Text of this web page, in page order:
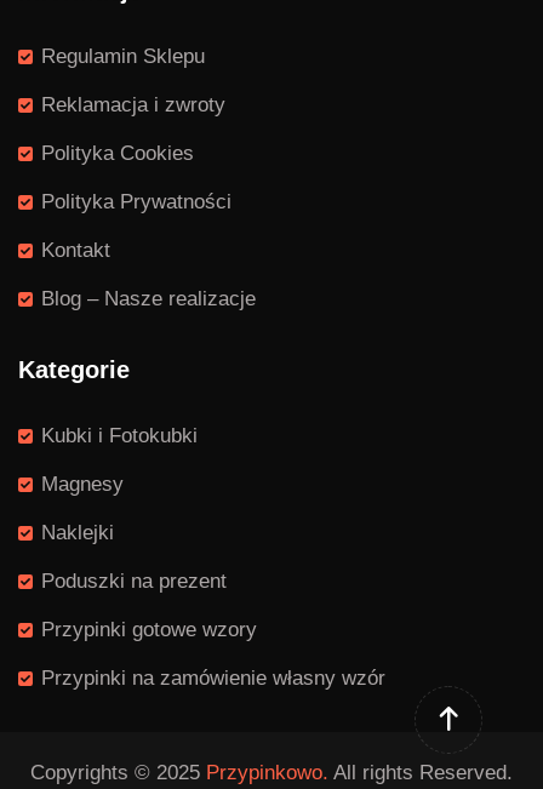
Regulamin Sklepu
Reklamacja i zwroty
Polityka Cookies
Polityka Prywatności
Kontakt
Blog – Nasze realizacje
Kategorie
Kubki i Fotokubki
Magnesy
Naklejki
Poduszki na prezent
Przypinki gotowe wzory
Przypinki na zamówienie własny wzór
Copyrights © 2025 Przypinkowo. All rights Reserved.